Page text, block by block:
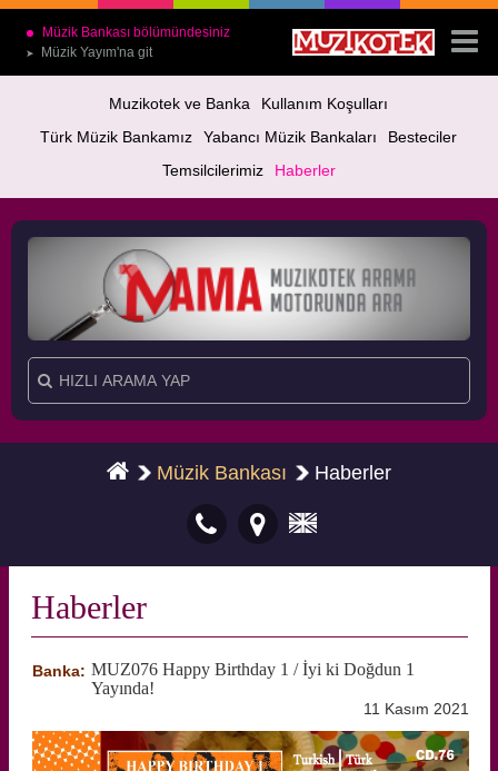
Müzik Bankası bölümündesiniz
➤ Müzik Yayım'na git
Muzikotek ve Banka
Kullanım Koşulları
Türk Müzik Bankamız
Yabancı Müzik Bankaları
Besteciler
Temsilcilerimiz
Haberler
Müzik Bankası Haberler
Haberler
Banka: MUZ076 Happy Birthday 1 / İyi ki Doğdun 1
Yayında!
11 Kasım 2021